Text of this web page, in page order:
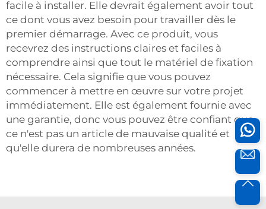
facile à installer. Elle devrait également avoir tout
ce dont vous avez besoin pour travailler dès le
premier démarrage. Avec ce produit, vous
recevrez des instructions claires et faciles à
comprendre ainsi que tout le matériel de fixation
nécessaire. Cela signifie que vous pouvez
commencer à mettre en œuvre sur votre projet
immédiatement. Elle est également fournie avec
une garantie, donc vous pouvez être confiant que
ce n'est pas un article de mauvaise qualité et
qu'elle durera de nombreuses années.